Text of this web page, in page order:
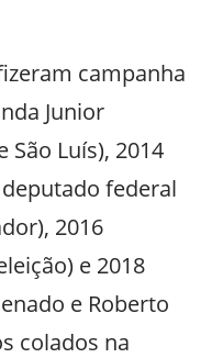
campanha
Junior
Luís), 2014
federal
2016
e 2018
e Roberto
colados na